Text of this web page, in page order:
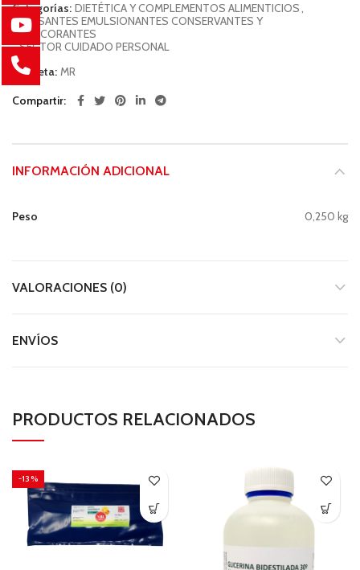
Categorías: DIETÉTICA Y COMPLEMENTOS ALIMENTICIOS,
ESPESANTES EMULSIONANTES CONSERVANTES Y
EDULCORANTES
, SECTOR CUIDADO PERSONAL
Etiqueta: MR
Compartir
INFORMACIÓN ADICIONAL
Peso 0,250 kg
VALORACIONES (0)
ENVÍOS
PRODUCTOS RELACIONADOS
-13%